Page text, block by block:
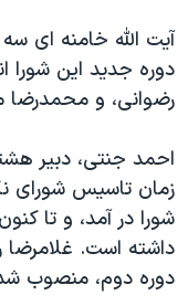
حقوق شهروندی
اقتصادی
علم و فناوری
گالری عکس
آرشیو پخش زنده
انتخابات ریاست جمهوری
حمله جمهوری اسلامی
رمز مهسا
اعتراضات زن، زندگی،
مجموعه مستندهای
تریبونال مردمی آبان ۹۸
آيت الله خامنه ای
دوره جديد اين شورا
رضوانی، و محمدرضا
احمد جنتی، دبير
داشته است. غلامرضا
دوره دوم، منصوب